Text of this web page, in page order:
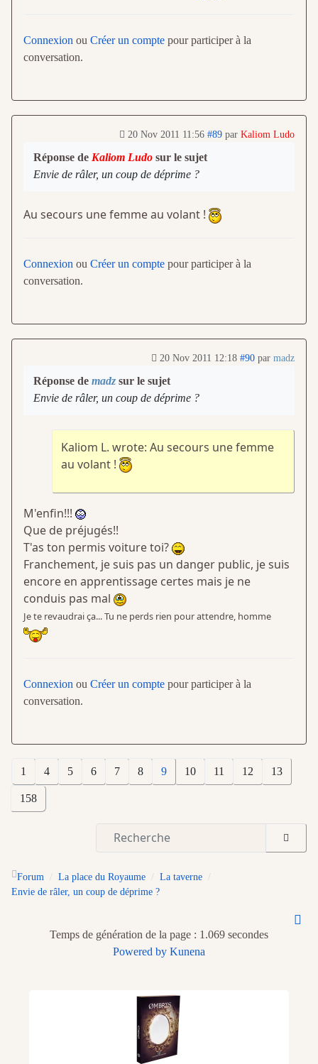
Connexion ou Créer un compte pour participer à la
conversation.
20 Nov 2011 11:56 #89 par Kaliom Ludo
Réponse de Kaliom Ludo sur le sujet
Envie de râler, un coup de déprime ?
Au secours une femme au volant !
Connexion ou Créer un compte pour participer à la
conversation.
20 Nov 2011 12:18 #90 par madz
Réponse de madz sur le sujet
Envie de râler, un coup de déprime ?
Kaliom L. wrote: Au secours une femme
au volant !
M'enfin!!!
Que de préjugés!!
T'as ton permis voiture toi?
Franchement, je suis pas un danger public, je suis
encore en apprentissage certes mais je ne
conduis pas mal
Je te revaudrai ça... Tu ne perds rien pour attendre, homme
Connexion ou Créer un compte pour participer à la
conversation.
1 4 5 6 7 8 9 10 11 12 13
158
Forum La place du Royaume
La taverne
Envie de râler, un coup de déprime ?
Temps de génération de la page : 1.069 secondes
Powered by Kunena